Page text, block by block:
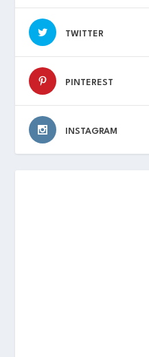
TWITTER
PINTEREST
INSTAGRAM